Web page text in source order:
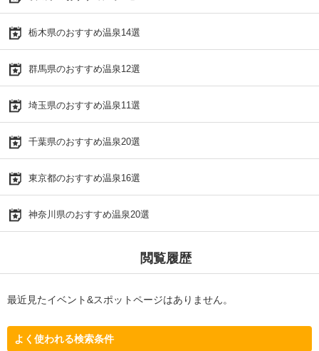
栃木県のおすすめ温泉14選
群馬県のおすすめ温泉12選
埼玉県のおすすめ温泉11選
千葉県のおすすめ温泉20選
東京都のおすすめ温泉16選
神奈川県のおすすめ温泉20選
閲覧履歴
最近見たイベント&スポットページはありません。
よく使われる検索条件